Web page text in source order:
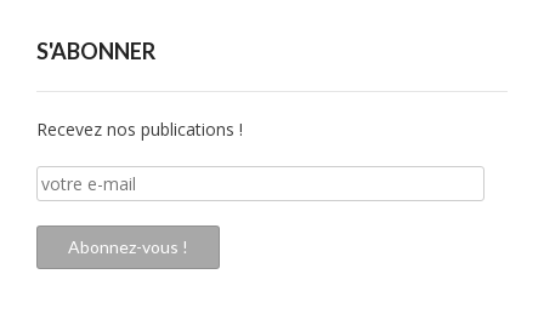
S'ABONNER
Recevez nos publications !
votre
e-
mail
Abonnez-vous !